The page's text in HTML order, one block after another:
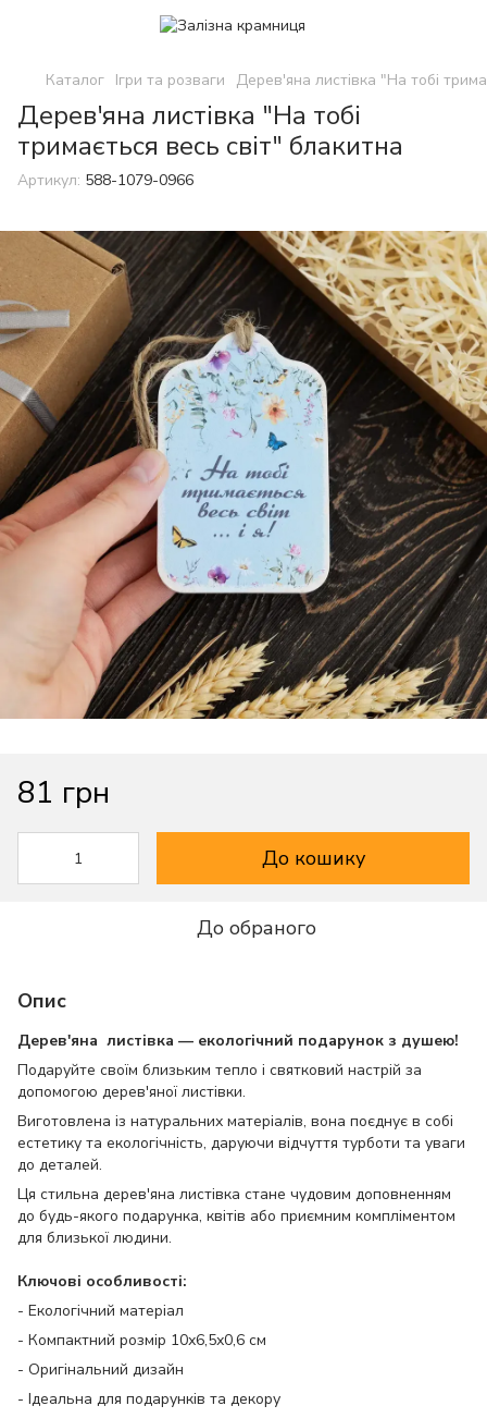
Каталог Ігри та розваги Дерев'яна листівка "На тобі
Дерев'яна листівка "На тобі
тримається весь світ" блакитна
Артикул: 588-1079-0966
81 грн
До кошику
До обраного
Опис
Дерев'яна листівка — екологічний подарунок з душею!
Подаруйте своїм близьким тепло і святковий настрій за
допомогою дерев'яної листівки.
Виготовлена із натуральних матеріалів, вона поєднує в собі
естетику та екологічність, даруючи відчуття турботи та уваги
до деталей.
Ця стильна дерев'яна листівка стане чудовим доповненням
до будь-якого подарунка, квітів або приємним компліментом
для близької людини.
Ключові особливості:
- Екологічний матеріал
- Компактний розмір 10х6,5х0,6 см
- Оригінальний дизайн
- Ідеальна для подарунків та декору